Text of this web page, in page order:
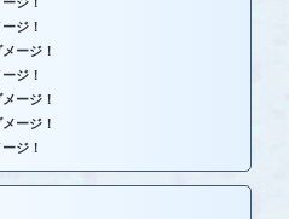
ジ！
ージ！
ジ！
ージ！
ージ！
ジ！